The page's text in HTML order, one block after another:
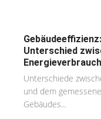
Unterschied
Unterschiede
und dem
Gebäudes...